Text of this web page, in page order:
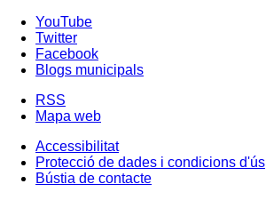
YouTube
Twitter
Facebook
Blogs municipals
RSS
Mapa web
Accessibilitat
Protecció de dades i condicions d'ús
Bústia de contacte